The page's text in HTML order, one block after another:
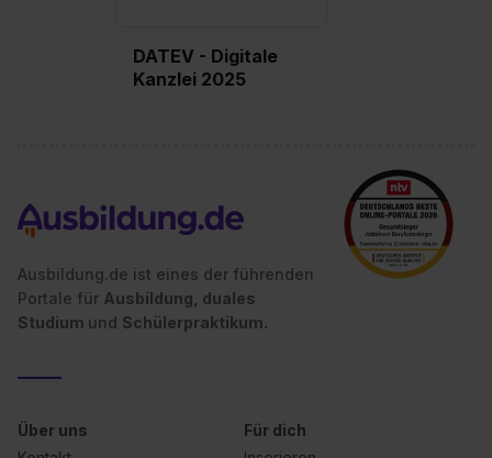
DATEV - Digitale
Kanzlei 2025
Ausbildung.de ist eines der führenden
Portale für Ausbildung, duales
Studium und Schülerpraktikum.
Über uns
Für dich